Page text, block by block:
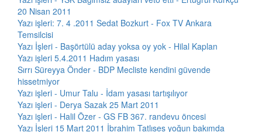
20 Nisan 2011
Yazı işleri: 7. 4 .2011 Sedat Bozkurt - Fox TV Ankara
Temsilcisi
Yazı İşleri - Başörtülü aday yoksa oy yok - Hilal Kaplan
Yazı işleri 5.4.2011 Hadım yasası
Sırrı Süreyya Önder - BDP Mecliste kendini güvende
hissetmiyor
Yazı işleri - Umur Talu - İdam yasası tartışılıyor
Yazı işleri - Derya Sazak 25 Mart 2011
Yazı işleri - Halil Özer - GS FB 367. randevu öncesi
Yazı İşleri 15 Mart 2011 İbrahim Tatlıses yoğun bakımda